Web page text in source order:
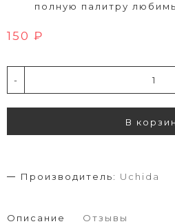
полную палитру
150 ₽
-
В
Производитель: Uchida
Описание Отзывы